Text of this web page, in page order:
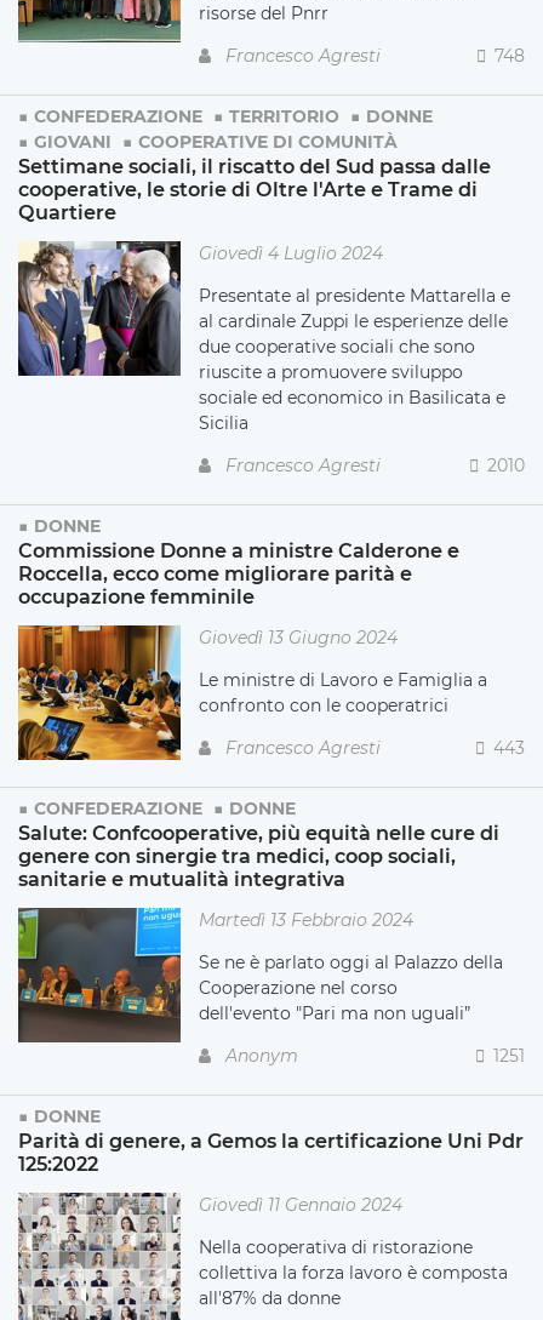
risorse del Pnrr
Francesco Agresti
748
CONFEDERAZIONE TERRITORIO
DONNE
GIOVANI
COOPERATIVE DI COMUNITÀ
Settimane sociali, il riscatto del Sud passa dalle
cooperative, le storie di Oltre l'Arte e Trame di
Quartiere
Giovedì 4 Luglio 2024
Presentate al presidente Mattarella e
al cardinale Zuppi le esperienze delle
due cooperative sociali che sono
riuscite a promuovere sviluppo
sociale ed economico in Basilicata e
Sicilia
Francesco Agresti
2010
DONNE
Commissione Donne a ministre Calderone e
Roccella, ecco come migliorare parità e
occupazione femminile
Giovedì 13 Giugno 2024
Le ministre di Lavoro e Famiglia a
confronto con le cooperatrici
Francesco Agresti
443
CONFEDERAZIONE DONNE
Salute: Confcooperative, più equità nelle cure di
genere con sinergie tra medici, coop sociali,
sanitarie e mutualità integrativa
Martedì 13 Febbraio 2024
Se ne è parlato oggi al Palazzo della
Cooperazione nel corso
dell'evento "Pari ma non uguali”
Anonym
1251
DONNE
Parità di genere, a Gemos la certificazione Uni Pdr
125:2022
Giovedì 11 Gennaio 2024
Nella cooperativa di ristorazione
collettiva la forza lavoro è composta
all'87% da donne